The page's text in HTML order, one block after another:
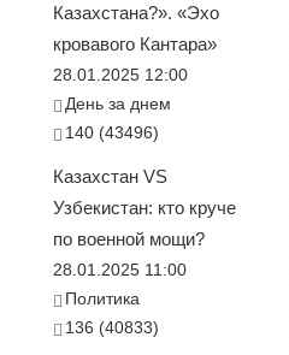
Казахстана?». «Эхо
кровавого Кантара»
28.01.2025 12:00
День за днем
140 (43496)
Казахстан VS
Узбекистан: кто круче
по военной мощи?
28.01.2025 11:00
Политика
136 (40833)